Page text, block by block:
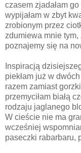
czasem zjadałam
wypijałam w zbyt
zrobionym przez
zdumiewa mnie
poznajemy się na
Inspiracją
piekłam już w
razem zamiast
przemyciłam białą
rodzaju jaglanego
W cieście nie ma
wcześniej
paseczki rabarbaru,